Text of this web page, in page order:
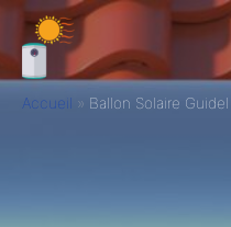
Accueil Ballon Solaire